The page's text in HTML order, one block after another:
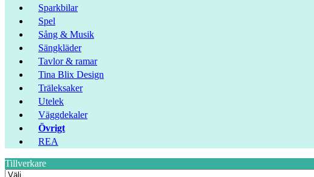
Sparkbilar
Spel
Sång & Musik
Sängkläder
Tavlor & ramar
Tina Blix Design
Träleksaker
Utelek
Väggdekaler
Övrigt
REA
Tillverkare